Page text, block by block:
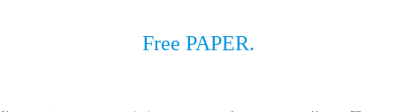
Free PAPER.